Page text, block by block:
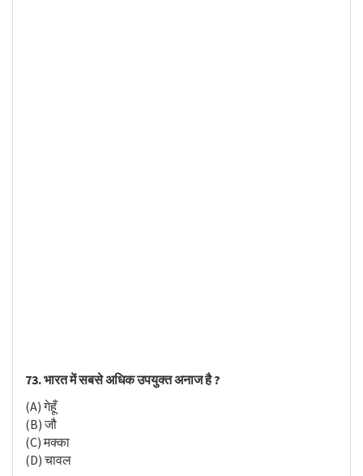
73. भारत में सबसे अधिक उपयुक्त अनाज है ?
(A) गेहूँ
(B) जौ
(C) मक्का
(D) चावल